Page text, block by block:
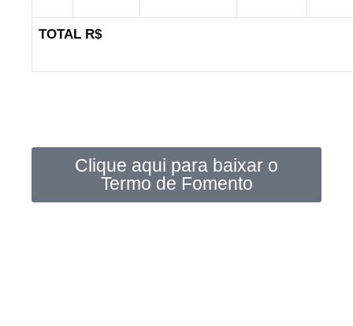
TOTAL R$
Clique aqui para baixar o
Termo de Fomento